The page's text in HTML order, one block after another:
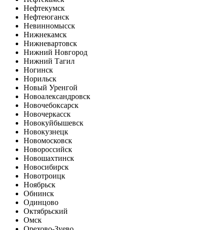
Нефтекумск
Нефтеюганск
Невинномысск
Нижнекамск
Нижневартовск
Нижний Новгород
Нижний Тагил
Ногинск
Норильск
Новый Уренгой
Новоалександровск
Новочебоксарск
Новочеркасск
Новокуйбышевск
Новокузнецк
Новомосковск
Новороссийск
Новошахтинск
Новосибирск
Новотроицк
Ноябрьск
Обнинск
Одинцово
Октябрьский
Омск